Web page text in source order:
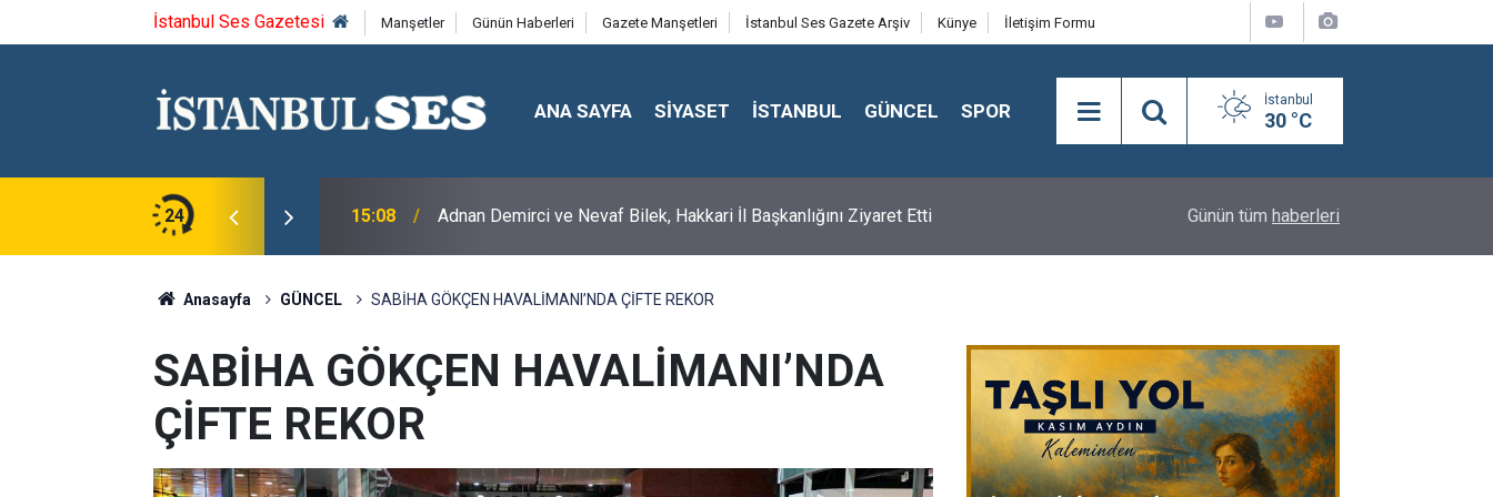
İstanbul Ses Gazetesi Manşetler Günün Haberleri Gazete Manşetleri İstanbul Ses Gazete Arşiv Künye İletişim Formu
ANA SAYFA SİYASET İSTANBUL GÜNCEL SPOR İstanbul
30 °C
24 15:08 Adnan Demirci ve Nevaf Bilek, Hakkari İl Başkanlığını Ziyaret Etti
İhraç Talebiyle Disipline Sevk Edildi"
Günün tüm haberleri
Anasayfa GÜNCEL SABİHA GÖKÇEN HAVALİMANI’NDA ÇİFTE REKOR
SABİHA GÖKÇEN HAVALİMANI’NDA
ÇİFTE REKOR